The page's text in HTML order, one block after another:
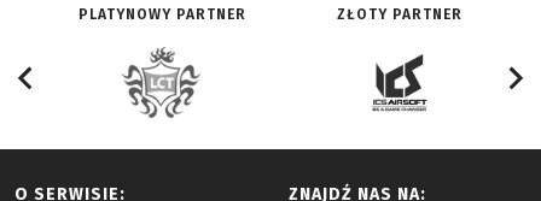
PLATYNOWY PARTNER ZŁOTY PARTNER
O SERWISIE: ZNAJDŹ NAS NA: